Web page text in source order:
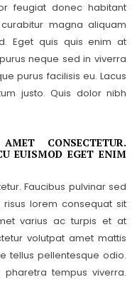
feugiat donec habitant
magna aliquam
Eget quis quis enim at
neque sed in viverra
purus facilisis eu. Lacus
justo. Quis dolor nibh
CONSECTETUR.
EUISMOD EGET ENIM
Faucibus pulvinar sed
lorem consequat sit
varius ac turpis et at
volutpat amet mattis
tellus pellentesque odio.
tempus viverra.